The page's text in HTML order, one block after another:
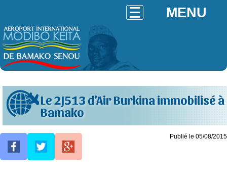
MENU
Le 2J513 d'Air Burkina immobilisé à
Bamako
Publié le 05/08/2015